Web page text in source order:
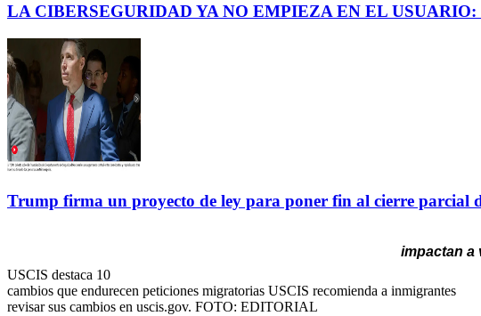
LA CIBERSEGURIDAD YA NO EMPIEZA EN EL
Trump firma un proyecto de ley para poner fin al cierre
impactan a
USCIS destaca 10
cambios que endurecen peticiones migratorias USCIS recomienda a inmigrantes
revisar sus cambios en uscis.gov. FOTO: EDITORIAL